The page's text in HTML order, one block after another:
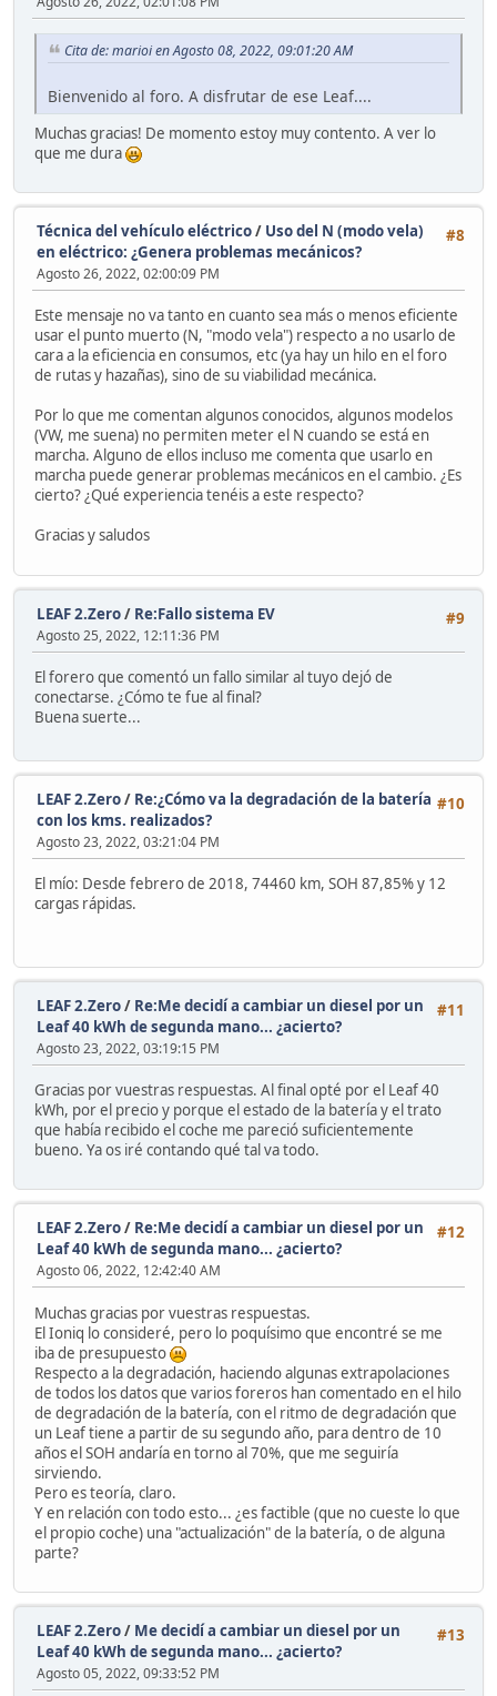
Cita de: marioi en Agosto 08, 2022, 09:01:20 AM
Bienvenido al foro. A disfrutar de ese Leaf....
Muchas gracias! De momento estoy muy contento. A ver lo
que me dura
#8
Técnica del vehículo eléctrico/ Uso del N (modo vela)
en eléctrico: ¿Genera problemas mecánicos?
Agosto 26, 2022, 02:00:09 PM
Este mensaje no va tanto en cuanto sea más o menos eficiente
usar el punto muerto (N, "modo vela") respecto a no usarlo de
cara a la eficiencia en consumos, etc (ya hay un hilo en el foro
de rutas y hazañas), sino de su viabilidad mecánica.
Por lo que me comentan algunos conocidos, algunos modelos
(VW, me suena) no permiten meter el N cuando se está en
marcha. Alguno de ellos incluso me comenta que usarlo en
marcha puede generar problemas mecánicos en el cambio. ¿Es
cierto? ¿Qué experiencia tenéis a este respecto?
Gracias y saludos
#9
LEAF 2.Zero/ Re:Fallo sistema EV
Agosto 25, 2022, 12:11:36 PM
El forero que comentó un fallo similar al tuyo dejó de
conectarse. ¿Cómo te fue al final?
Buena suerte...
#10
LEAF 2.Zero/ Re:¿Cómo va la degradación de la batería
con los kms. realizados?
Agosto 23, 2022, 03:21:04 PM
El mío: Desde febrero de 2018, 74460 km, SOH 87,85% y 12
cargas rápidas.
#11
LEAF 2.Zero/ Re:Me decidí a cambiar un diesel por un
Leaf 40 kWh de segunda mano... ¿acierto?
Agosto 23, 2022, 03:19:15 PM
Gracias por vuestras respuestas. Al final opté por el Leaf 40
kWh, por el precio y porque el estado de la batería y el trato
que había recibido el coche me pareció suficientemente
bueno. Ya os iré contando qué tal va todo.
#12
LEAF 2.Zero/ Re:Me decidí a cambiar un diesel por un
Leaf 40 kWh de segunda mano... ¿acierto?
Agosto 06, 2022, 12:42:40 AM
Muchas gracias por vuestras respuestas.
El Ioniq lo consideré, pero lo poquísimo que encontré se me
iba de presupuesto
Respecto a la degradación, haciendo algunas extrapolaciones
de todos los datos que varios foreros han comentado en el hilo
de degradación de la batería, con el ritmo de degradación que
un Leaf tiene a partir de su segundo año, para dentro de 10
años el SOH andaría en torno al 70%, que me seguiría
sirviendo.
Pero es teoría, claro.
Y en relación con todo esto... ¿es factible (que no cueste lo que
el propio coche) una "actualización" de la batería, o de alguna
parte?
#13
LEAF 2.Zero/ Me decidí a cambiar un diesel por un
Leaf 40 kWh de segunda mano... ¿acierto?
Agosto 05, 2022, 09:33:52 PM